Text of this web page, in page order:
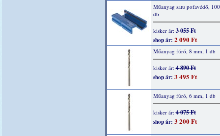
Műanyag satu pofavédő,
db
kisker ár:3 055 Ft
shop ár: 2 090 Ft
Műanyag fúró, 8 mm, 1 db
kisker ár:4 890 Ft
shop ár: 3 495 Ft
Műanyag fúró, 6 mm, 1 db
kisker ár:4 075 Ft
shop ár: 3 200 Ft